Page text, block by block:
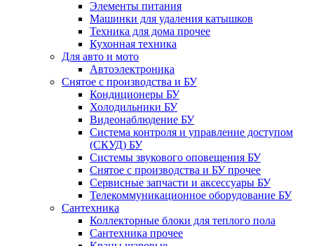
Элементы питания
Машинки для удаления катышков
Техника для дома прочее
Кухонная техника
Для авто и мото
Автоэлектроника
Снятое с производства и БУ
Кондиционеры БУ
Холодильники БУ
Видеонаблюдение БУ
Система контроля и управление доступом
(СКУД) БУ
Системы звукового оповещения БУ
Снятое с производства и БУ прочее
Сервисные запчасти и аксессуары БУ
Телекоммуникационное оборудование БУ
Сантехника
Коллекторные блоки для теплого пола
Сантехника прочее